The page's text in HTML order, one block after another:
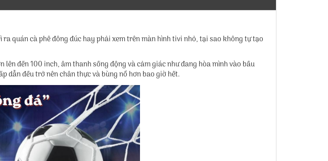
quán cà phê đông đúc hay phải xem trên màn hình tivi nhỏ, tại sao không tự tạo
đến 100 inch, âm thanh sống động và cảm giác như đang hòa mình vào bầu
dẫn đều trở nên chân thực và bùng nổ hơn bao giờ hết.